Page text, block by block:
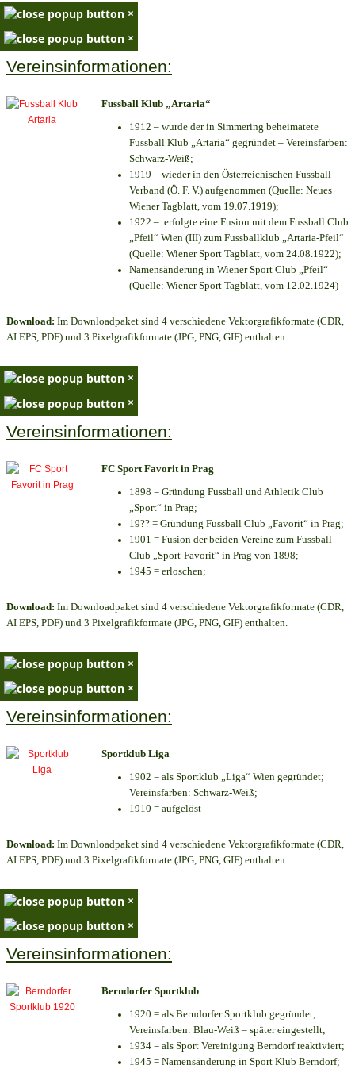
×
×
Vereinsinformationen:
Fussball Klub „Artaria“
1912 – wurde der in Simmering beheimatete
Fussball Klub „Artaria“ gegründet – Vereinsfarben:
Schwarz-Weiß;
1919 – wieder in den Österreichischen Fussball
Verband (Ö. F. V.) aufgenommen (Quelle: Neues
Wiener Tagblatt, vom 19.07.1919);
1922 – erfolgte eine Fusion mit dem Fussball Club
„Pfeil“ Wien (III) zum Fussballklub „Artaria-Pfeil“
(Quelle: Wiener Sport Tagblatt, vom 24.08.1922);
Namensänderung in Wiener Sport Club „Pfeil“
(Quelle: Wiener Sport Tagblatt, vom 12.02.1924)
Download: Im Downloadpaket sind 4 verschiedene Vektorgrafikformate (CDR,
AI EPS, PDF) und 3 Pixelgrafikformate (JPG, PNG, GIF) enthalten.
×
×
Vereinsinformationen:
FC Sport Favorit in Prag
1898 = Gründung Fussball und Athletik Club
„Sport“ in Prag;
19?? = Gründung Fussball Club „Favorit“ in Prag;
1901 = Fusion der beiden Vereine zum Fussball
Club „Sport-Favorit“ in Prag von 1898;
1945 = erloschen;
Download: Im Downloadpaket sind 4 verschiedene Vektorgrafikformate (CDR,
AI EPS, PDF) und 3 Pixelgrafikformate (JPG, PNG, GIF) enthalten.
×
×
Vereinsinformationen:
Sportklub Liga
1902 = als Sportklub „Liga“ Wien gegründet;
Vereinsfarben: Schwarz-Weiß;
1910 = aufgelöst
Download: Im Downloadpaket sind 4 verschiedene Vektorgrafikformate (CDR,
AI EPS, PDF) und 3 Pixelgrafikformate (JPG, PNG, GIF) enthalten.
×
×
Vereinsinformationen:
Berndorfer Sportklub
1920 = als Berndorfer Sportklub gegründet;
Vereinsfarben: Blau-Weiß – später eingestellt;
1934 = als Sport Vereinigung Berndorf reaktiviert;
1945 = Namensänderung in Sport Klub Berndorf;